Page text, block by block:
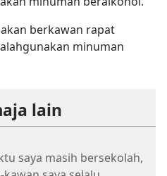
akan berkawan rapat
minuman
lain
saya masih bersekolah,